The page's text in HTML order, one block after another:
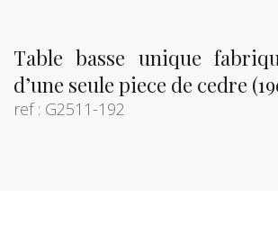
Table basse unique
d’une seule piece de cedre
ref : G2511-192